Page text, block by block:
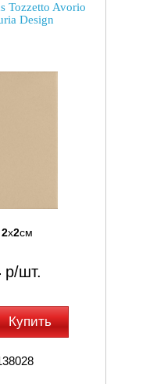
Tozzetto Avorio
Design
2x2см
р/шт.
Купить